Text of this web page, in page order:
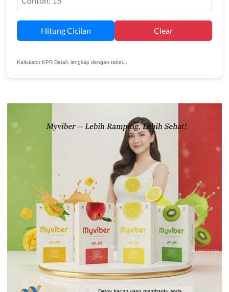
Hitung Cicilan Clear
Kalkulator KPR Detail, lengkap dengan tabel...